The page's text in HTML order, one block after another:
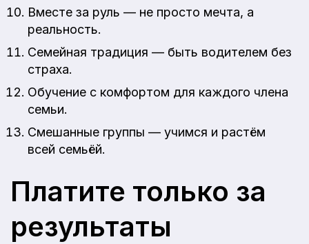
Вместе за руль — не просто мечта, а
реальность.
Семейная традиция — быть водителем без
страха.
Обучение с комфортом для каждого члена
семьи.
Смешанные группы — учимся и растём
всей семьёй.
Платите только за
результаты